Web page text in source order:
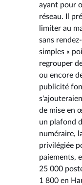
ayant pour
réseau. Il
limiter au
sans
simples «
regrouper
ou encore
publicité
de mise en
un plafond
numéraire,
privilégiée
paiements,
25 000
1 800 en